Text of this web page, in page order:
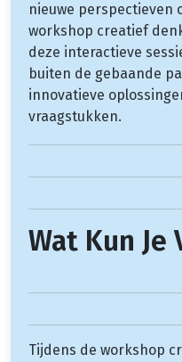
nieuwe perspectieven
workshop creatief
deze interactieve
buiten de gebaande
innovatieve
vraagstukken.
Wat Kun Je
Tijdens de workshop